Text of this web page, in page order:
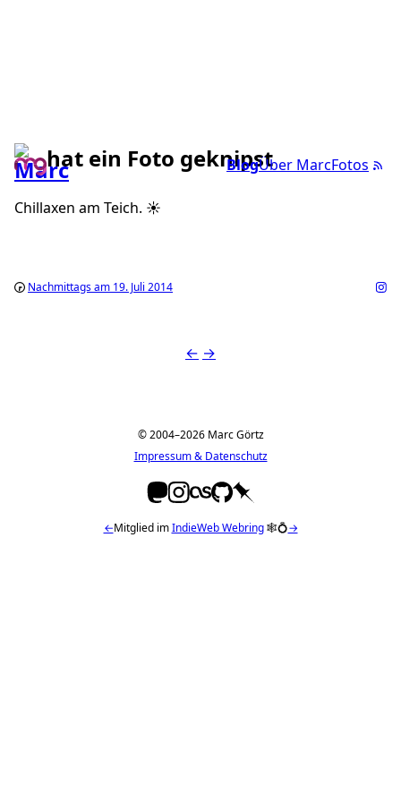
BlogÜber MarcFotos
hat ein Foto geknipst
Chillaxen am Teich. ☀️
Nachmittags am 19. Juli 2014
← →
© 2004–2026 Marc Görtz
Impressum & Datenschutz
←Mitglied imIndieWeb Webring🕸💍→